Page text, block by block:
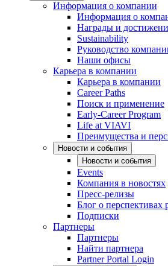
Информация о компании
Информация о
Награды и
Sustainability
Руководство
Наши офисы
Карьера в компании
Карьера в компании
Career Paths
Поиск и применение
Early-Career Program
Life at VIAVI
Преимущества и
Новости и события
Новости и события
Events
Компания в новостях
Пресс-релизы
Блог о перспективах
Подписки
Партнеры
Партнеры
Найти партнера
Partner Portal Login